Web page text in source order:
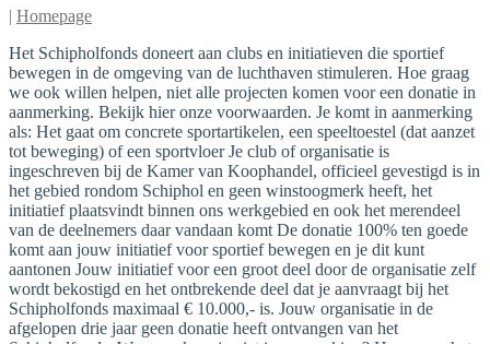
| Homepage
Het Schipholfonds doneert aan clubs en initiatieven die sportief
bewegen in de omgeving van de luchthaven stimuleren. Hoe graag
we ook willen helpen, niet alle projecten komen voor een donatie in
aanmerking. Bekijk hier onze voorwaarden. Je komt in aanmerking
als: Het gaat om concrete sportartikelen, een speeltoestel (dat aanzet
tot beweging) of een sportvloer Je club of organisatie is
ingeschreven bij de Kamer van Koophandel, officieel gevestigd is in
het gebied rondom Schiphol en geen winstoogmerk heeft, het
initiatief plaatsvindt binnen ons werkgebied en ook het merendeel
van de deelnemers daar vandaan komt De donatie 100% ten goede
komt aan jouw initiatief voor sportief bewegen en je dit kunt
aantonen Jouw initiatief voor een groot deel door de organisatie zelf
wordt bekostigd en het ontbrekende deel dat je aanvraagt bij het
Schipholfonds maximaal € 10.000,- is. Jouw organisatie in de
afgelopen drie jaar geen donatie heeft ontvangen van het